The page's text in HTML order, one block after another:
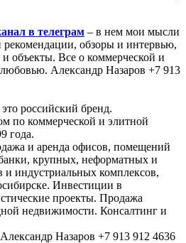
в телеграм – в нем мои мысли
обзоры и интервью,
объекты. Все о коммерческой и
Александр Назаров +7 913
это российский бренд.
по коммерческой и элитной
года.
и аренда офисов, помещений
крупных, неформатных и
и индустриальных комплексов,
Инвестиции в
проекты. Продажа
недвижимости. Консалтинг и
Александр Назаров +7 913 912 4636